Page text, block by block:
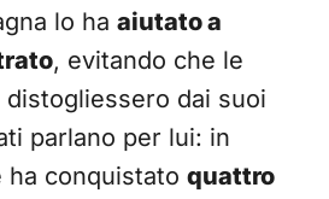
lo ha aiutato a
, evitando che le
dai suoi
parlano per lui: in
ha conquistato quattro